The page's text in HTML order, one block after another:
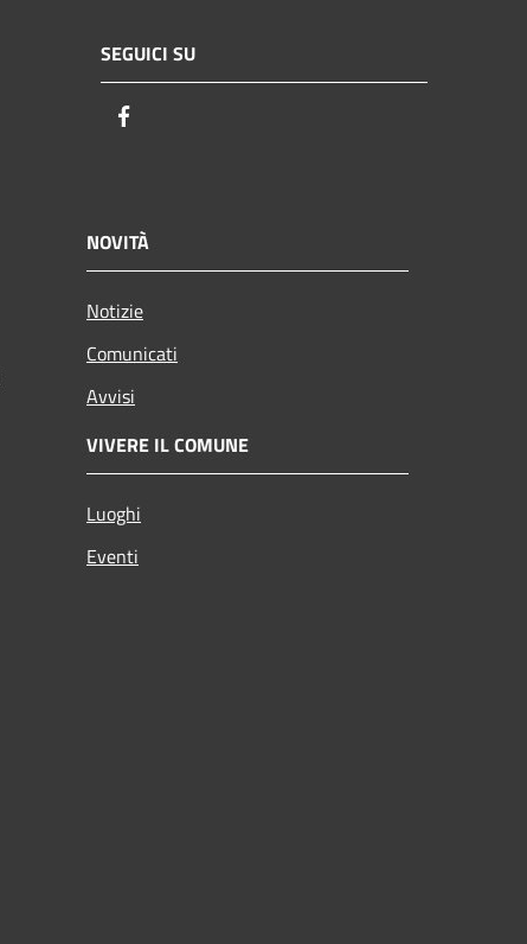
SEGUICI SU
NOVITÀ
Notizie
Comunicati
Avvisi
VIVERE IL COMUNE
Luoghi
Eventi